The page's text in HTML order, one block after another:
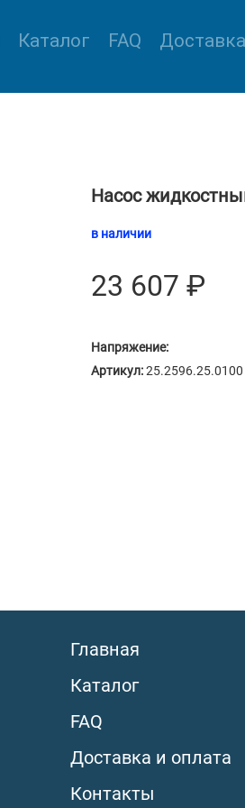
Каталог FAQ
Насос
в наличии
23 607 ₽
Напряжение:
Артикул:25.2596.25.0100
Главная
Каталог
FAQ
Доставка и оплата
Контакты